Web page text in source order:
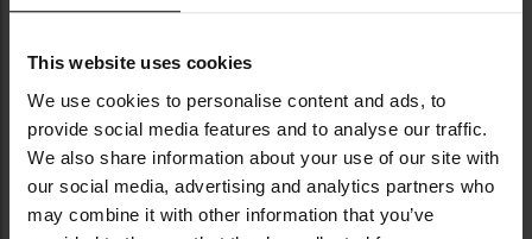
This website uses cookies
We use cookies to personalise content and ads, to
provide social media features and to analyse our traffic.
We also share information about your use of our site with
our social media, advertising and analytics partners who
may combine it with other information that you’ve
ЗАКІНЧЕННЯ ТОВАРУ
Поворотна кобура ESP SGH-34
для електрошокера POWER
200 - UBC-03 Clip
РОЗПРОДАЖ
ЗАКІНЧЕННЯ ТОВАРУ
Поворотна кобура ESP SGH-44
для електрошокера SCORPY
200 - UBC-04-1 Clip